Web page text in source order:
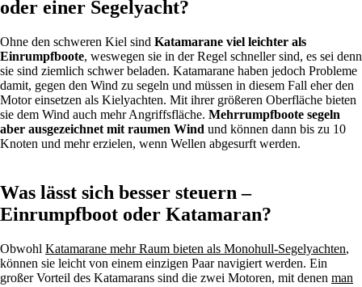
oder einer Segelyacht?
Ohne den schweren Kiel sind Katamarane viel leichter als
Einrumpfboote, weswegen sie in der Regel schneller sind, es sei denn
sie sind ziemlich schwer beladen. Katamarane haben jedoch Probleme
damit, gegen den Wind zu segeln und müssen in diesem Fall eher den
Motor einsetzen als Kielyachten. Mit ihrer größeren Oberfläche bieten
sie dem Wind auch mehr Angriffsfläche. Mehrrumpfboote segeln
aber ausgezeichnet mit raumen Wind und können dann bis zu 10
Knoten und mehr erzielen, wenn Wellen abgesurft werden.
Was lässt sich besser steuern –
Einrumpfboot oder Katamaran?
Obwohl Katamarane mehr Raum bieten als Monohull-Segelyachten,
können sie leicht von einem einzigen Paar navigiert werden. Ein
großer Vorteil des Katamarans sind die zwei Motoren, mit denen man